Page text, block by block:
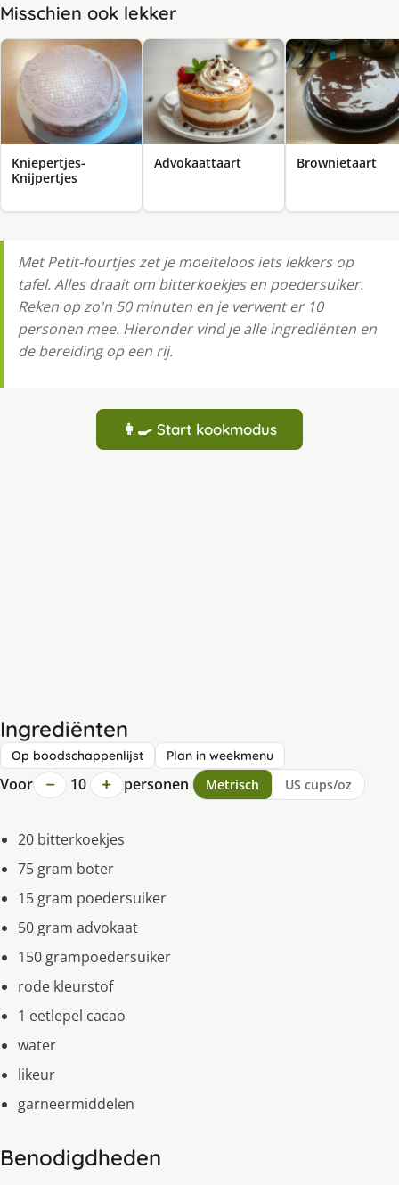
Misschien ook lekker
Kniepertjes-
Knijpertjes
Advokaattaart Brownietaart
Met Petit-fourtjes zet je moeiteloos iets lekkers op
tafel. Alles draait om bitterkoekjes en poedersuiker.
Reken op zo'n 50 minuten en je verwent er 10
personen mee. Hieronder vind je alle ingrediënten en
de bereiding op een rij.
👩‍🍳 Start kookmodus
Ingrediënten
Op boodschappenlijst Plan in weekmenu
Voor − 10 + personen Metrisch US cups/oz
20 bitterkoekjes
75 gram boter
15 gram poedersuiker
50 gram advokaat
150 grampoedersuiker
rode kleurstof
1 eetlepel cacao
water
likeur
garneermiddelen
Benodigdheden